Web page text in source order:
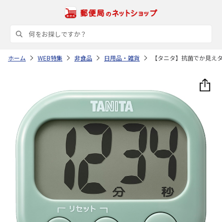
ホーム WEB特集 非食品 日用品・雑貨 【タニタ】抗菌でか見